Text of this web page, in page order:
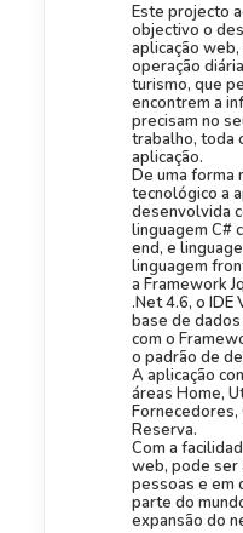
Este projecto
objectivo o
aplicação web,
operação
turismo, que
encontrem a
precisam no
trabalho, toda
aplicação.
De uma forma
tecnológico a
desenvolvida
linguagem C#
end, e
linguagem
a Framework
.Net 4.6, o IDE
base de
com o
o padrão de
A aplicação
áreas Home,
Reserva.
Com a
web, pode ser
pessoas e em
parte do
expansão do